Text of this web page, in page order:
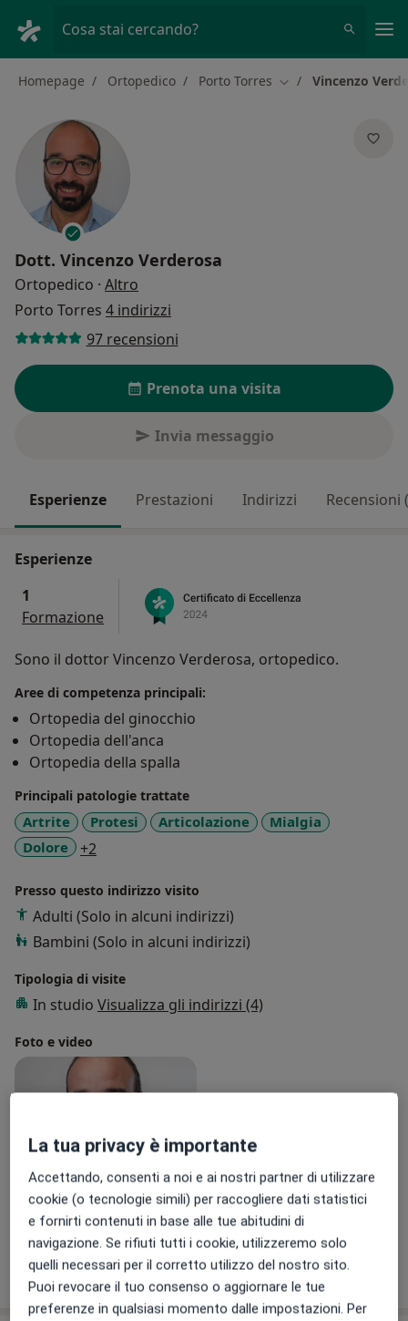
Cosa stai cercando?
Homepage Ortopedico Porto Torres Cambia città
Vincenzo
Dott. Vincenzo Verderosa
Ortopedico · Altro
Porto Torres 4 indirizzi
97 recensioni
Prenota una visita
Invia messaggio
Esperienze Prestazioni Indirizzi Recensioni
Esperienze
1
Formazione
Sono il dottor Vincenzo Verderosa, ortopedico.
Aree di competenza principali:
Ortopedia del ginocchio
Ortopedia dell'anca
Ortopedia della spalla
Principali patologie trattate
Artrite Protesi Articolazione
Mialgia
Dolore
+2
Presso questo indirizzo visito
Adulti (Solo in alcuni indirizzi)
Bambini (Solo in alcuni indirizzi)
Tipologia di visite
In studio Visualizza gli indirizzi (4)
Foto e video
Visualizza galleria (1)
Mostra dettagli
sull'esperienza
La tua privacy è importante
Accettando, consenti a noi e ai nostri partner di utilizzare
cookie (o tecnologie simili) per raccogliere dati statistici
e fornirti contenuti in base alle tue abitudini di
navigazione. Se rifiuti tutti i cookie, utilizzeremo solo
quelli necessari per il corretto utilizzo del nostro sito.
Puoi revocare il tuo consenso o aggiornare le tue
preferenze in qualsiasi momento dalle impostazioni. Per